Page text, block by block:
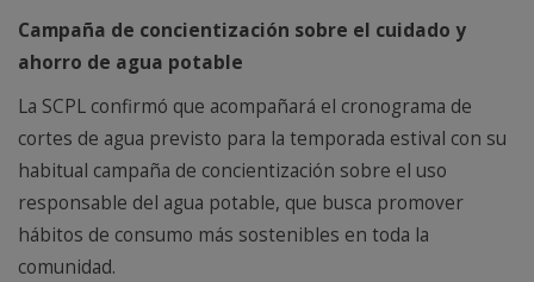
Campaña de concientización sobre el cuidado y
ahorro de agua potable
La SCPL confirmó que acompañará el cronograma de
cortes de agua previsto para la temporada estival con su
habitual campaña de concientización sobre el uso
responsable del agua potable, que busca promover
hábitos de consumo más sostenibles en toda la
comunidad.